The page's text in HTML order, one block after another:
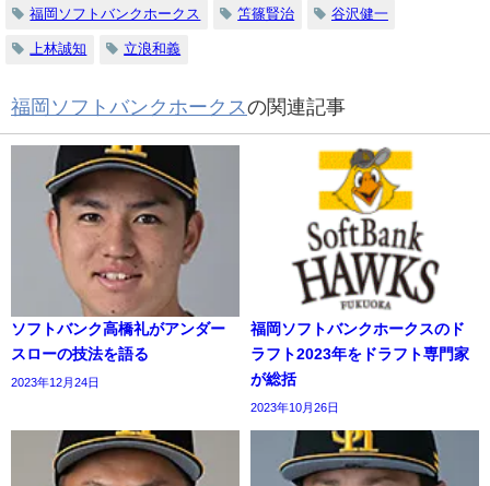
福岡ソフトバンクホークス 笘篠賢治 谷沢健一
上林誠知 立浪和義
福岡ソフトバンクホークスの関連記事
ソフトバンク高橋礼がアンダー
スローの技法を語る
2023年12月24日
福岡ソフトバンクホークスのド
ラフト2023年をドラフト専門家
が総括
2023年10月26日